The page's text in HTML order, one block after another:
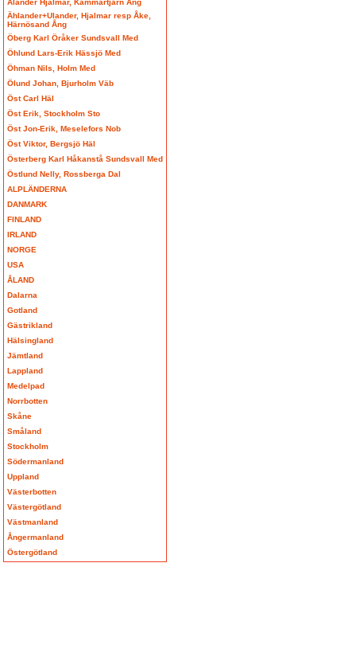
Älander Hjalmar, Kammartjärn Ång
Ählander+Ulander, Hjalmar resp Åke,
Härnösand Ång
Öberg Karl Öråker Sundsvall Med
Öhlund Lars-Erik Hässjö Med
Öhman Nils, Holm Med
Ölund Johan, Bjurholm Väb
Öst Carl Häl
Öst Erik, Stockholm Sto
Öst Jon-Erik, Meselefors Nob
Öst Viktor, Bergsjö Häl
Österberg Karl Håkanstå Sundsvall Med
Östlund Nelly, Rossberga Dal
ALPLÄNDERNA
DANMARK
FINLAND
IRLAND
NORGE
USA
ÅLAND
Dalarna
Gotland
Gästrikland
Hälsingland
Jämtland
Lappland
Medelpad
Norrbotten
Skåne
Småland
Stockholm
Södermanland
Uppland
Västerbotten
Västergötland
Västmanland
Ångermanland
Östergötland